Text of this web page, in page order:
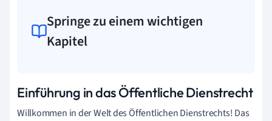
Springe zu einem wichtigen
Kapitel
Einführung in das Öffentliche Dienstrecht
Willkommen in der Welt des Öffentlichen Dienstrechts! Das